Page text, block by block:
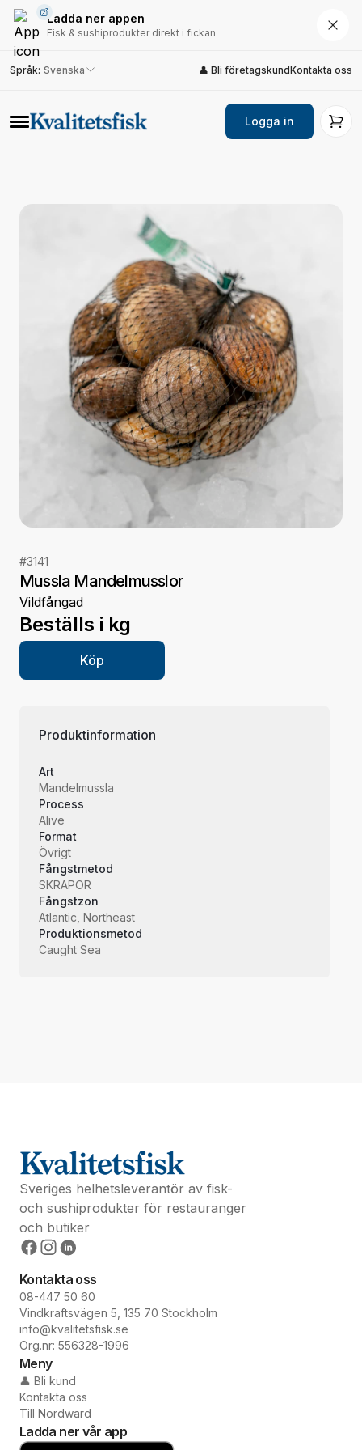
Ladda ner appen
Fisk & sushiprodukter direkt i fickan
Språk: Svenska 👤 Bli företagskundKontakta oss
Logga in
#3141
Mussla Mandelmusslor
Vildfångad
Beställs i kg
Köp
Produktinformation
Art
Mandelmussla
Process
Alive
Format
Övrigt
Fångstmetod
SKRAPOR
Fångstzon
Atlantic, Northeast
Produktionsmetod
Caught Sea
Sveriges helhetsleverantör av fisk-
och sushiprodukter för restauranger
och butiker
Kontakta oss
08-447 50 60
Vindkraftsvägen 5, 135 70 Stockholm
info@kvalitetsfisk.se
Org.nr: 556328-1996
Meny
👤 Bli kund
Kontakta oss
Till Nordward
Ladda ner vår app